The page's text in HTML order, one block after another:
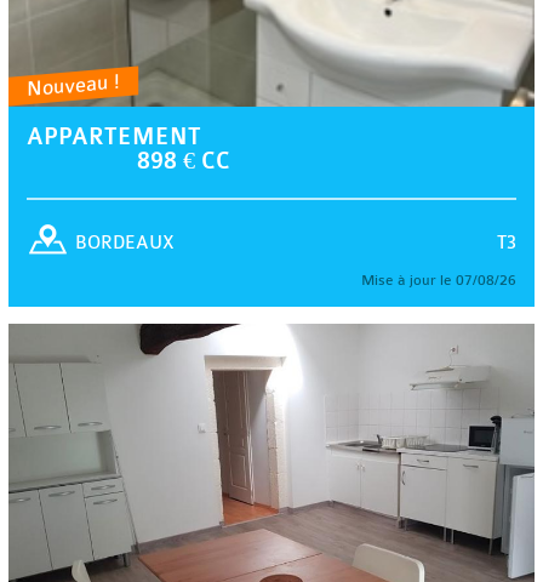
Nouveau !
APPARTEMENT
898 € CC
T3
BORDEAUX
Mise à jour le 07/08/26